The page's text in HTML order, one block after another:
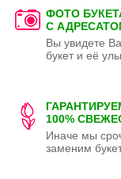
ФОТО
С
Вы увидете
букет и её
100%
Иначе мы
заменим